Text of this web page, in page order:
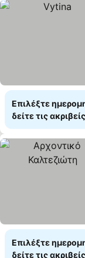
Επιλέξτε
δείτε τις
Επιλέξτε
δείτε τις